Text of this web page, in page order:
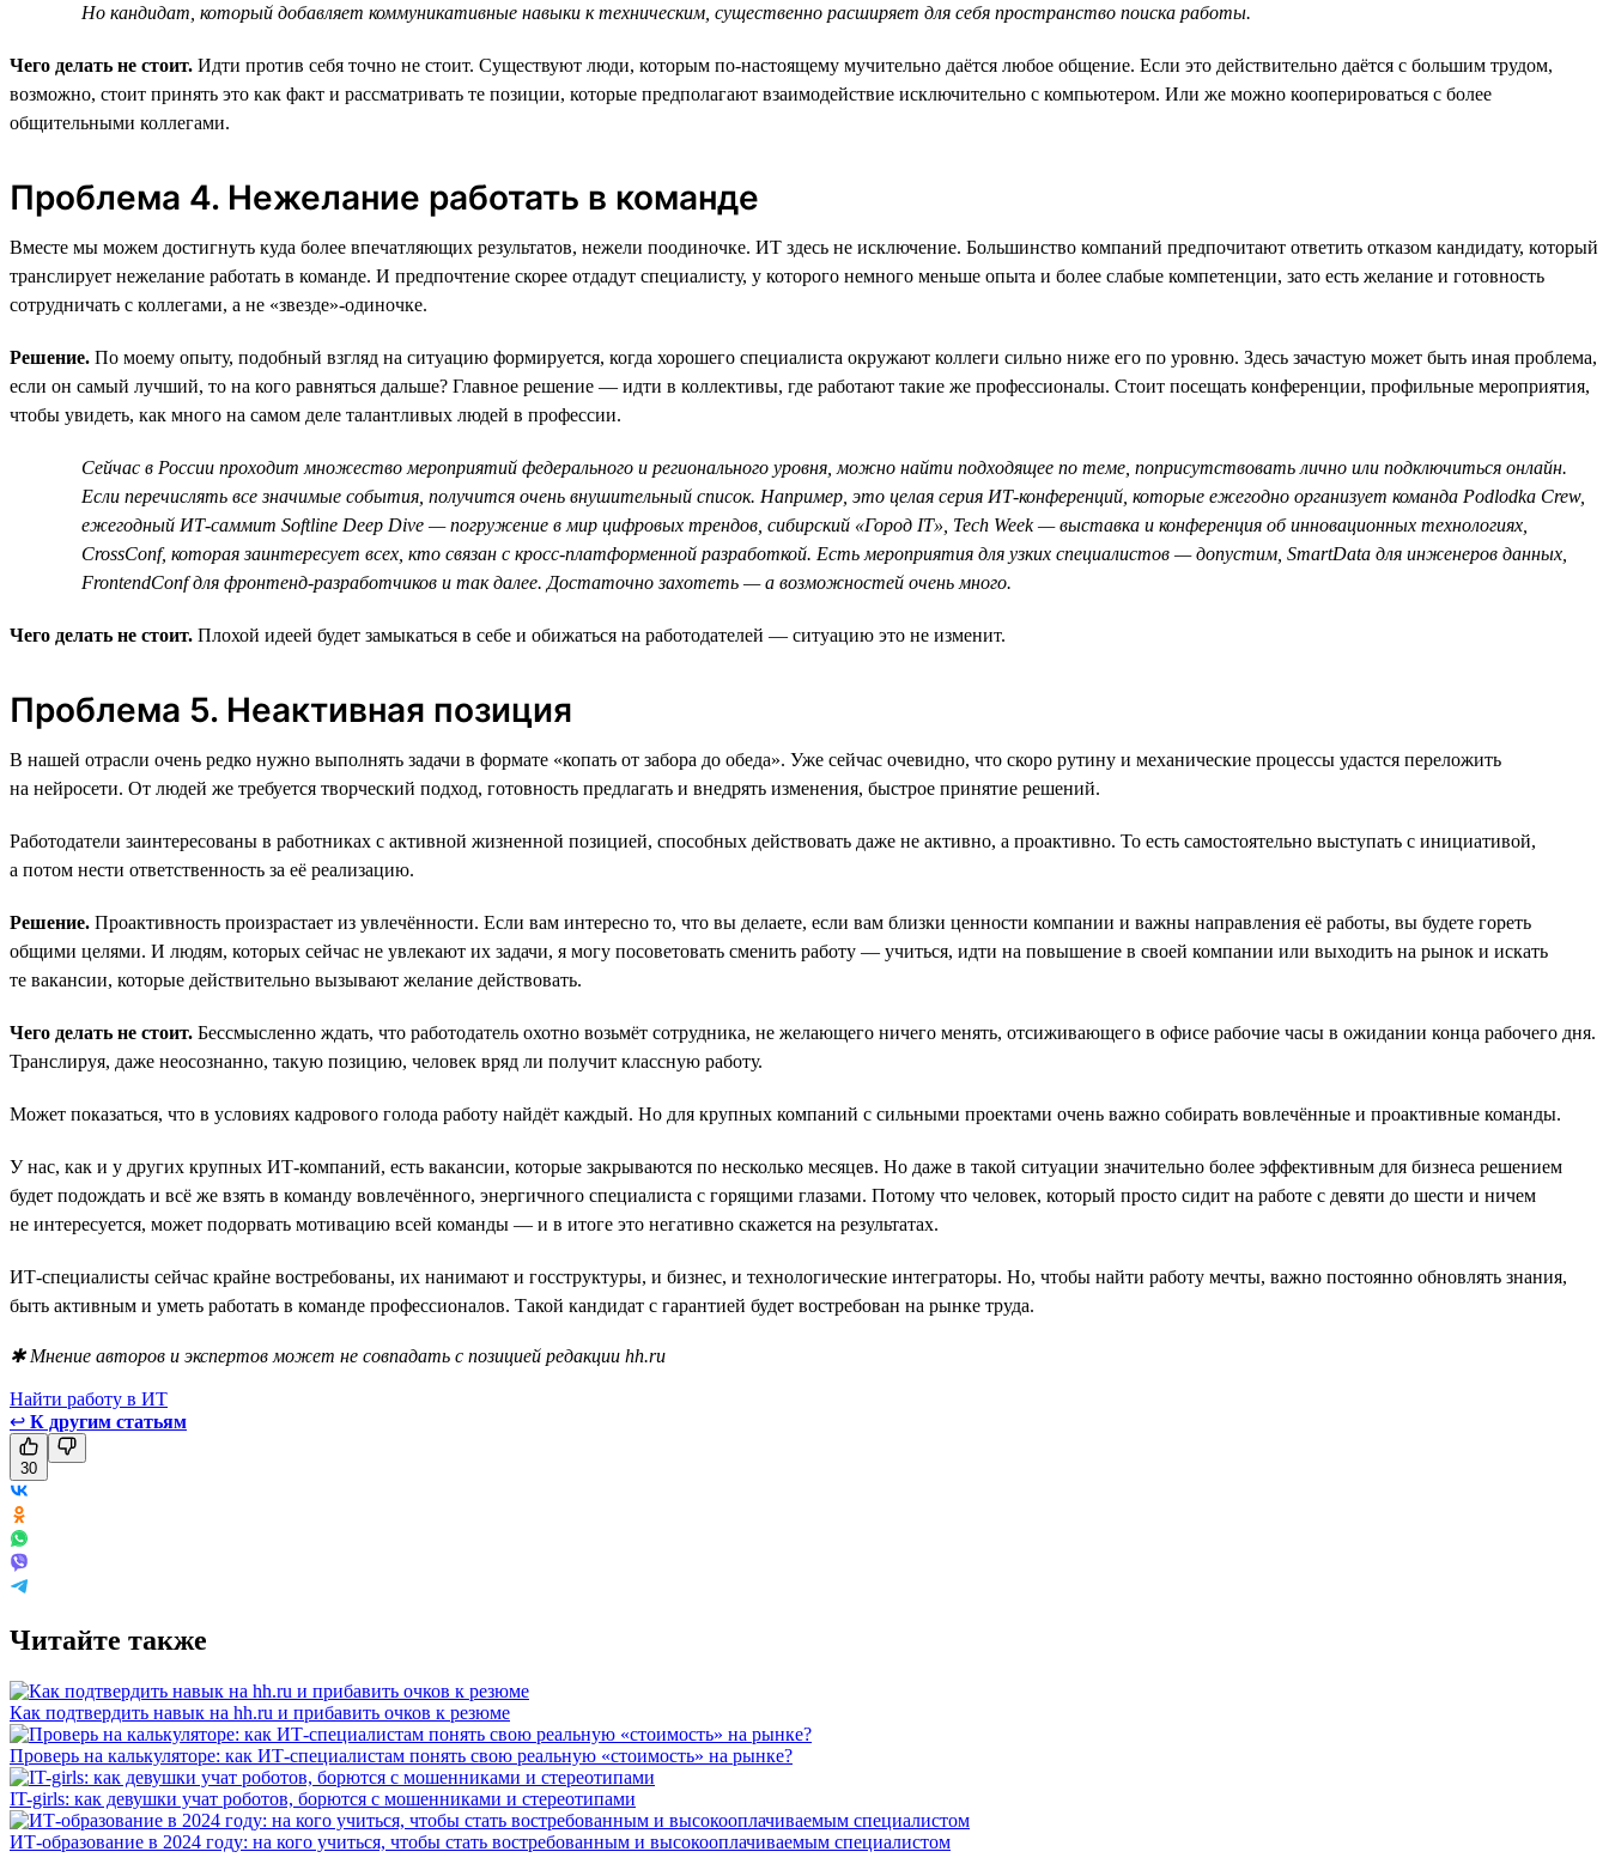
Но кандидат, который добавляет коммуникативные навыки к техническим, существенно расширяет для себя пространство поиска работы.
Чего делать не стоит. Идти против себя точно не стоит. Существуют люди, которым по-настоящему мучительно даётся любое общение. Если это действительно даётся с большим трудом,
возможно, стоит принять это как факт и рассматривать те позиции, которые предполагают взаимодействие исключительно с компьютером. Или же можно кооперироваться с более
общительными коллегами.
Проблема 4. Нежелание работать в команде
Вместе мы можем достигнуть куда более впечатляющих результатов, нежели поодиночке. ИТ здесь не исключение. Большинство компаний предпочитают ответить отказом кандидату, который
транслирует нежелание работать в команде. И предпочтение скорее отдадут специалисту, у которого немного меньше опыта и более слабые компетенции, зато есть желание и готовность
сотрудничать с коллегами, а не «звезде»-одиночке.
Решение. По моему опыту, подобный взгляд на ситуацию формируется, когда хорошего специалиста окружают коллеги сильно ниже его по уровню. Здесь зачастую может быть иная проблема,
если он самый лучший, то на кого равняться дальше? Главное решение — идти в коллективы, где работают такие же профессионалы. Стоит посещать конференции, профильные мероприятия,
чтобы увидеть, как много на самом деле талантливых людей в профессии.
Сейчас в России проходит множество мероприятий федерального и регионального уровня, можно найти подходящее по теме, поприсутствовать лично или подключиться онлайн.
Если перечислять все значимые события, получится очень внушительный список. Например, это целая серия ИТ-конференций, которые ежегодно организует команда Podlodka Crew,
ежегодный ИТ-саммит Softline Deep Dive — погружение в мир цифровых трендов, сибирский «Город IT», Tech Week — выставка и конференция об инновационных технологиях,
CrossConf, которая заинтересует всех, кто связан с кросс-платформенной разработкой. Есть мероприятия для узких специалистов — допустим, SmartData для инженеров данных,
FrontendConf для фронтенд-разработчиков и так далее. Достаточно захотеть — а возможностей очень много.
Чего делать не стоит. Плохой идеей будет замыкаться в себе и обижаться на работодателей — ситуацию это не изменит.
Проблема 5. Неактивная позиция
В нашей отрасли очень редко нужно выполнять задачи в формате «копать от забора до обеда». Уже сейчас очевидно, что скоро рутину и механические процессы удастся переложить
на нейросети. От людей же требуется творческий подход, готовность предлагать и внедрять изменения, быстрое принятие решений.
Работодатели заинтересованы в работниках с активной жизненной позицией, способных действовать даже не активно, а проактивно. То есть самостоятельно выступать с инициативой,
а потом нести ответственность за её реализацию.
Решение. Проактивность произрастает из увлечённости. Если вам интересно то, что вы делаете, если вам близки ценности компании и важны направления её работы, вы будете гореть
общими целями. И людям, которых сейчас не увлекают их задачи, я могу посоветовать сменить работу — учиться, идти на повышение в своей компании или выходить на рынок и искать
те вакансии, которые действительно вызывают желание действовать.
Чего делать не стоит. Бессмысленно ждать, что работодатель охотно возьмёт сотрудника, не желающего ничего менять, отсиживающего в офисе рабочие часы в ожидании конца рабочего дня.
Транслируя, даже неосознанно, такую позицию, человек вряд ли получит классную работу.
Может показаться, что в условиях кадрового голода работу найдёт каждый. Но для крупных компаний с сильными проектами очень важно собирать вовлечённые и проактивные команды.
У нас, как и у других крупных ИТ-компаний, есть вакансии, которые закрываются по несколько месяцев. Но даже в такой ситуации значительно более эффективным для бизнеса решением
будет подождать и всё же взять в команду вовлечённого, энергичного специалиста с горящими глазами. Потому что человек, который просто сидит на работе с девяти до шести и ничем
не интересуется, может подорвать мотивацию всей команды — и в итоге это негативно скажется на результатах.
ИТ-специалисты сейчас крайне востребованы, их нанимают и госструктуры, и бизнес, и технологические интеграторы. Но, чтобы найти работу мечты, важно постоянно обновлять знания,
быть активным и уметь работать в команде профессионалов. Такой кандидат с гарантией будет востребован на рынке труда.
✱ Мнение авторов и экспертов может не совпадать с позицией редакции hh.ru
Найти работу в ИТ
↩ К другим статьям
30
Читайте также
Как подтвердить навык на hh.ru и прибавить очков к резюме
Проверь на калькуляторе: как ИТ-специалистам понять свою реальную «стоимость» на рынке?
IT-girls: как девушки учат роботов, борются с мошенниками и стереотипами
ИТ-образование в 2024 году: на кого учиться, чтобы стать востребованным и высокооплачиваемым специалистом